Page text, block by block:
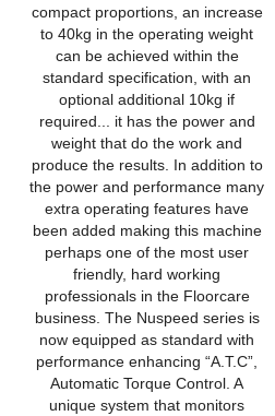
compact proportions, an increase
to 40kg in the operating weight
can be achieved within the
standard specification, with an
optional additional 10kg if
required... it has the power and
weight that do the work and
produce the results. In addition to
the power and performance many
extra operating features have
been added making this machine
perhaps one of the most user
friendly, hard working
professionals in the Floorcare
business. The Nuspeed series is
now equipped as standard with
performance enhancing “A.T.C”,
Automatic Torque Control. A
unique system that monitors